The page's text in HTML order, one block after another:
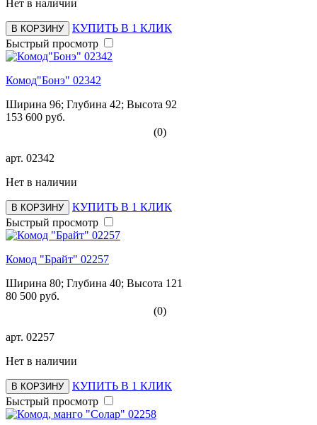
Нет в наличии
В КОРЗИНУ
КУПИТЬ В 1 КЛИК
Быстрый просмотр
Комод"Бонэ" 02342
Ширина 96; Глубина 42; Высота 92
153 600 руб.
(0)
арт. 02342
Нет в наличии
В КОРЗИНУ
КУПИТЬ В 1 КЛИК
Быстрый просмотр
Комод "Брайт" 02257
Ширина 80; Глубина 40; Высота 121
80 500 руб.
(0)
арт. 02257
Нет в наличии
В КОРЗИНУ
КУПИТЬ В 1 КЛИК
Быстрый просмотр